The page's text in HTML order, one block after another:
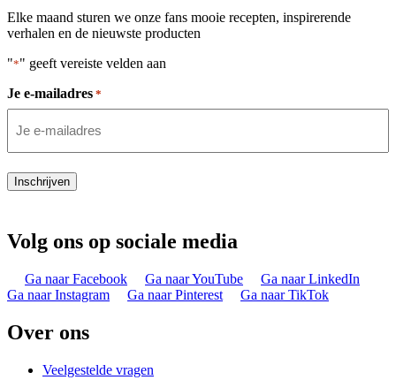
Elke maand sturen we onze fans mooie recepten, inspirerende
verhalen en de nieuwste producten
"*" geeft vereiste velden aan
Je e-mailadres *
Inschrijven
Volg ons op sociale media
Ga naar Facebook Ga naar YouTube
Ga naar LinkedIn
Ga naar Instagram
Ga naar Pinterest Ga naar TikTok
Over ons
Veelgestelde vragen